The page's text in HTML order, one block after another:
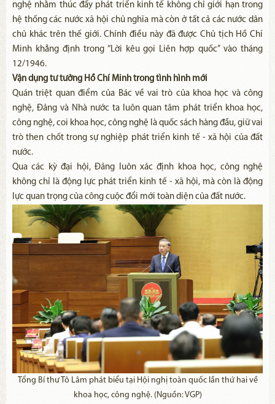
nghệ nhằm thúc đẩy phát triển kinh tế không chỉ giới hạn trong
hệ thống các nước xã hội chủ nghĩa mà còn ở tất cả các nước dân
chủ khác trên thế giới. Chính điều này đã được Chủ tịch Hồ Chí
Minh khẳng định trong “Lời kêu gọi Liên hợp quốc” vào tháng
12/1946.
Vận dụng tư tưởng Hồ Chí Minh trong tình hình mới
Quán triệt quan điểm của Bác về vai trò của khoa học và công
nghệ, Đảng và Nhà nước ta luôn quan tâm phát triển khoa học,
công nghệ, coi khoa học, công nghệ là quốc sách hàng đầu, giữ vai
trò then chốt trong sự nghiệp phát triển kinh tế - xã hội của đất
nước.
Qua các kỳ đại hội, Đảng luôn xác định khoa học, công nghệ
không chỉ là động lực phát triển kinh tế - xã hội, mà còn là động
lực quan trọng của công cuộc đổi mới toàn diện của đất nước.
Tổng Bí thư Tô Lâm phát biểu tại Hội nghị toàn quốc lần thứ hai về
khoa học, công nghệ. (Nguồn: VGP)